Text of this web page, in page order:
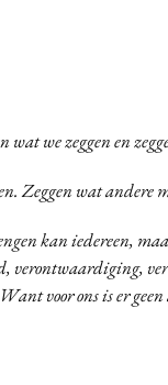
we zeggen en
Zeggen wat andere
kan iedereen,
voor ons is er